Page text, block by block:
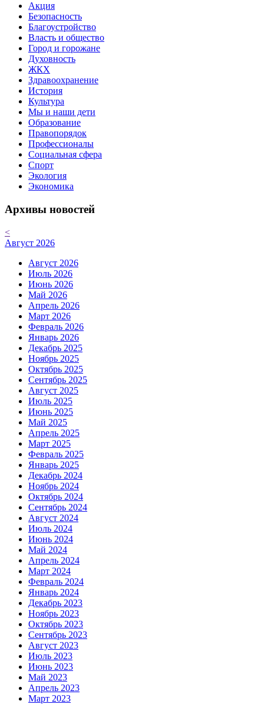
Акция
Безопасность
Благоустройство
Власть и общество
Город и горожане
Духовность
ЖКХ
Здравоохранение
История
Культура
Мы и наши дети
Образование
Правопорядок
Профессионалы
Социальная сфера
Спорт
Экология
Экономика
Архивы новостей
<
Август 2026
Август 2026
Июль 2026
Июнь 2026
Май 2026
Апрель 2026
Март 2026
Февраль 2026
Январь 2026
Декабрь 2025
Ноябрь 2025
Октябрь 2025
Сентябрь 2025
Август 2025
Июль 2025
Июнь 2025
Май 2025
Апрель 2025
Март 2025
Февраль 2025
Январь 2025
Декабрь 2024
Ноябрь 2024
Октябрь 2024
Сентябрь 2024
Август 2024
Июль 2024
Июнь 2024
Май 2024
Апрель 2024
Март 2024
Февраль 2024
Январь 2024
Декабрь 2023
Ноябрь 2023
Октябрь 2023
Сентябрь 2023
Август 2023
Июль 2023
Июнь 2023
Май 2023
Апрель 2023
Март 2023